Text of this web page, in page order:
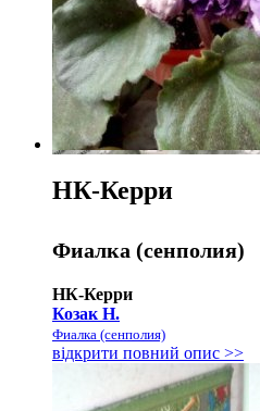
НК-Керри
Фиалка (сенполия)
НК-Керри
Козак Н.
Фиалка (сенполия)
відкрити повний опис >>